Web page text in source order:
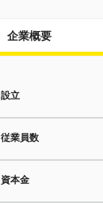
企業概要
設立
従業員数
資本金